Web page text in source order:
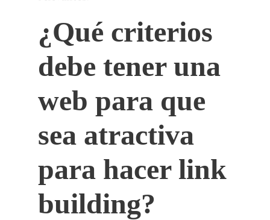
¿Qué criterios
debe tener una
web para que
sea atractiva
para hacer link
building?